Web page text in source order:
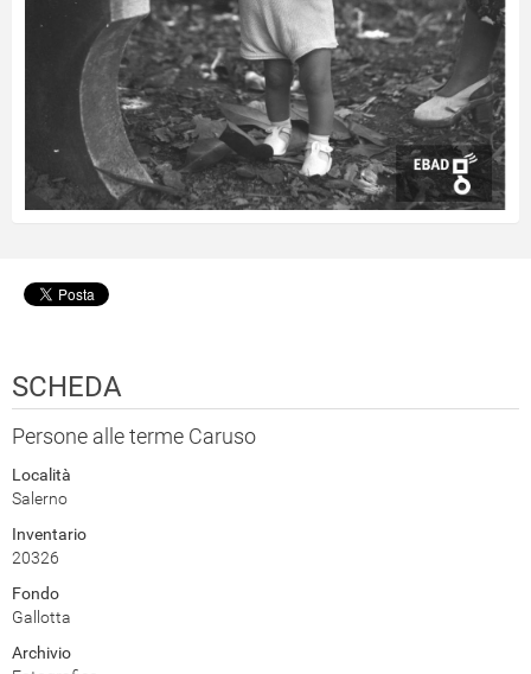
SCHEDA
Persone alle terme Caruso
Località
Salerno
Inventario
20326
Fondo
Gallotta
Archivio